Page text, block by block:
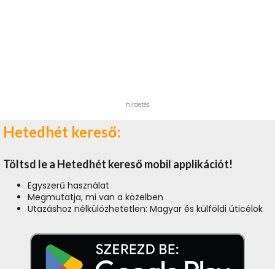
hirdetés
Hetedhét kereső:
Töltsd le a Hetedhét kereső mobil applikációt!
Egyszerű használat
Megmutatja, mi van a közelben
Utazáshoz nélkülözhetetlen: Magyar és külföldi úticélok